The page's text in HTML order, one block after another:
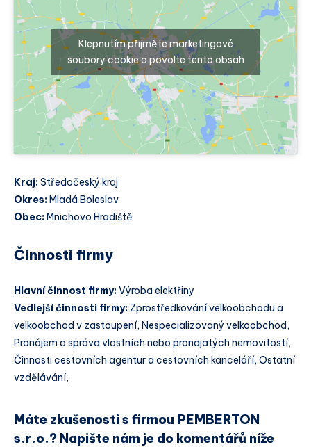
Klepnutím přijměte marketingové
soubory cookie a povolte tento obsah
Kraj:Středočeský kraj
Okres: Mladá Boleslav
Obec: Mnichovo Hradiště
Činnosti firmy
Hlavní činnost firmy:Výroba elektřiny
Vedlejší činnosti firmy: Zprostředkování velkoobchodu a
velkoobchod v zastoupení, Nespecializovaný velkoobchod,
Pronájem a správa vlastních nebo pronajatých nemovitostí,
Činnosti cestovních agentur a cestovních kanceláří, Ostatní
vzdělávání,
Máte zkušenosti s firmou PEMBERTON
s.r.o.? Napište nám je do komentářů níže